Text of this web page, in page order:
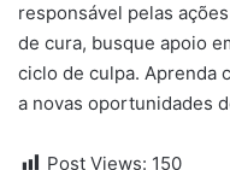
responsável pelas
de cura, busque apoio
ciclo de culpa. Aprenda
a novas oportunidades
Post Views: 150